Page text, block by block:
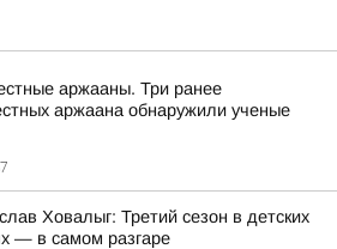
аржааны. Три ранее
аржаана обнаружили ученые
Ховалыг: Третий сезон в детских
— в самом разгаре